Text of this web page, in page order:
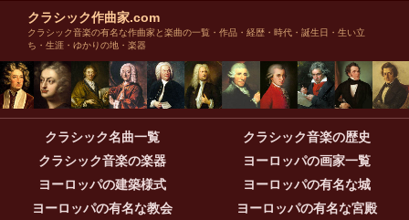
クラシック作曲家.com
クラシック音楽の有名な作曲家と楽曲の一覧・作品・経歴・時代・誕生日・生い立
ち・生涯・ゆかりの地・楽器
クラシック名曲一覧
クラシック音楽の歴史
クラシック音楽の楽器
ヨーロッパの画家一覧
ヨーロッパの建築様式
ヨーロッパの有名な城
ヨーロッパの有名な教会
ヨーロッパの有名な宮殿